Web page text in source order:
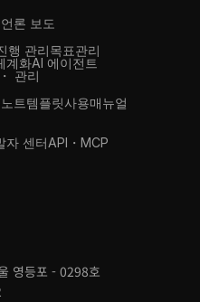
영등포 - 0298호
언론 보도
행 관리목표관리
계화AI 에이전트
관리
트템플릿사용매뉴얼
자 센터API・MCP